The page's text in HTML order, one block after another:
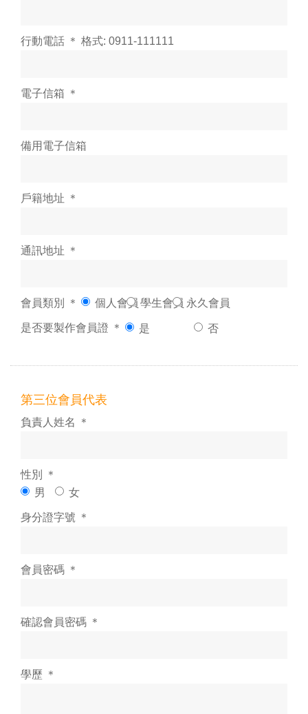
行動電話 ＊ 格式: 0911-111111
電子信箱 ＊
備用電子信箱
戶籍地址 ＊
通訊地址 ＊
會員類別 ＊ 個人會員 學生會員 永久會員
是否要製作會員證 ＊ 是 否
第三位會員代表
負責人姓名 ＊
性別 ＊
男
女
身分證字號 ＊
會員密碼 ＊
確認會員密碼 ＊
學歷 ＊